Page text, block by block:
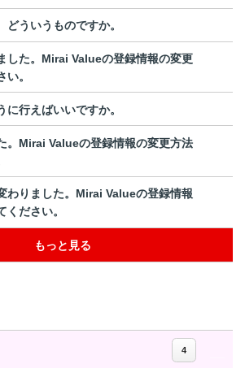
ういうものですか。
した。Mirai Valueの登録情報の変更
。
行えばいいですか。
。Mirai Valueの登録情報の変更方法
わりました。Mirai Valueの登録情報
ださい。
もっと見る
4